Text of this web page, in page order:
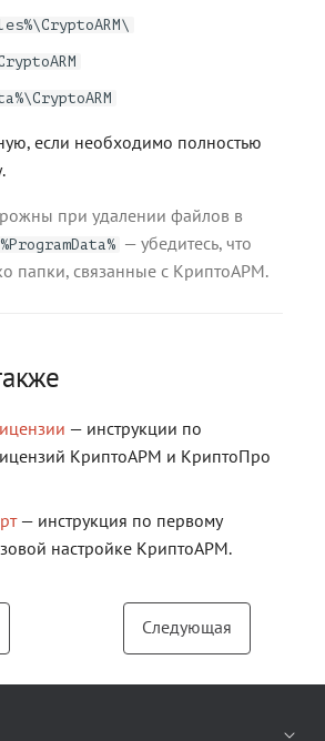
если необходимо полностью
при удалении файлов в
%ProgramData% — убедитесь, что
папки, связанные с КриптоАРМ.
— инструкции по
КриптоАРМ и КриптоПро
— инструкция по первому
настройке КриптоАРМ.
Следующая